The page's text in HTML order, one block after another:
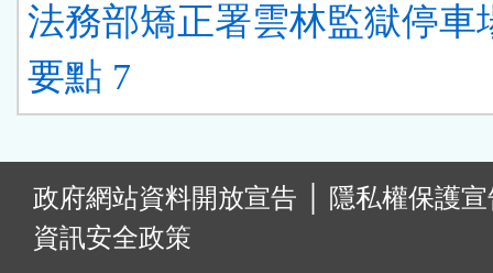
法務部矯正署雲林監獄停車
要點 7
政府網站資料開放宣告
隱私權保護
資訊安全政策